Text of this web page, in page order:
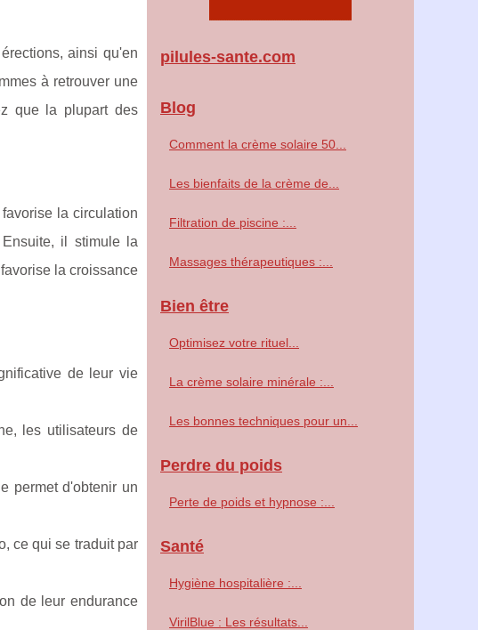
ainsi qu'en
à retrouver une
que la plupart des
la circulation
il stimule la
la croissance
de leur vie
les utilisateurs de
permet d'obtenir un
ce qui se traduit par
de leur endurance
pilules-sante.com
Blog
Comment la crème solaire 50...
Les bienfaits de la crème de...
Filtration de piscine :...
Massages thérapeutiques :...
Bien être
Optimisez votre rituel...
La crème solaire minérale :...
Les bonnes techniques pour un...
Perdre du poids
Perte de poids et hypnose :...
Santé
Hygiène hospitalière :...
VirilBlue : Les résultats...